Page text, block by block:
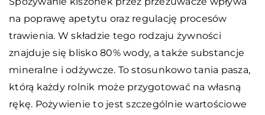
na poprawę apetytu oraz regulację procesów
trawienia. W składzie tego rodzaju żywności
znajduje się blisko 80% wody, a także substancje
mineralne i odżywcze. To stosunkowo tania pasza,
którą każdy rolnik może przygotować na własną
rękę. Pożywienie to jest szczególnie wartościowe